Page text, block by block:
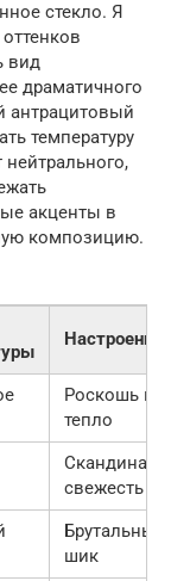
стекло. Я
вид
драматичного
антрацитовый
температуру
акценты в
композицию.
Настроение
Роскошь и
тепло
свежесть
Брутальный
шик